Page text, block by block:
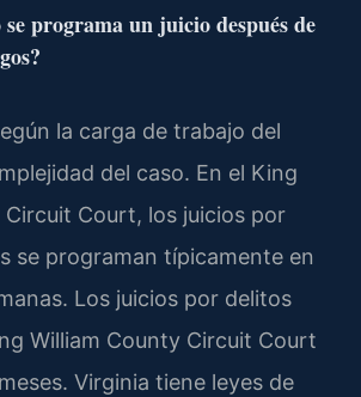
programa un juicio después de
la carga de trabajo del
del caso. En el King
Circuit Court, los juicios por
se programan típicamente en
Los juicios por delitos
William County Circuit Court
Virginia tiene leyes de